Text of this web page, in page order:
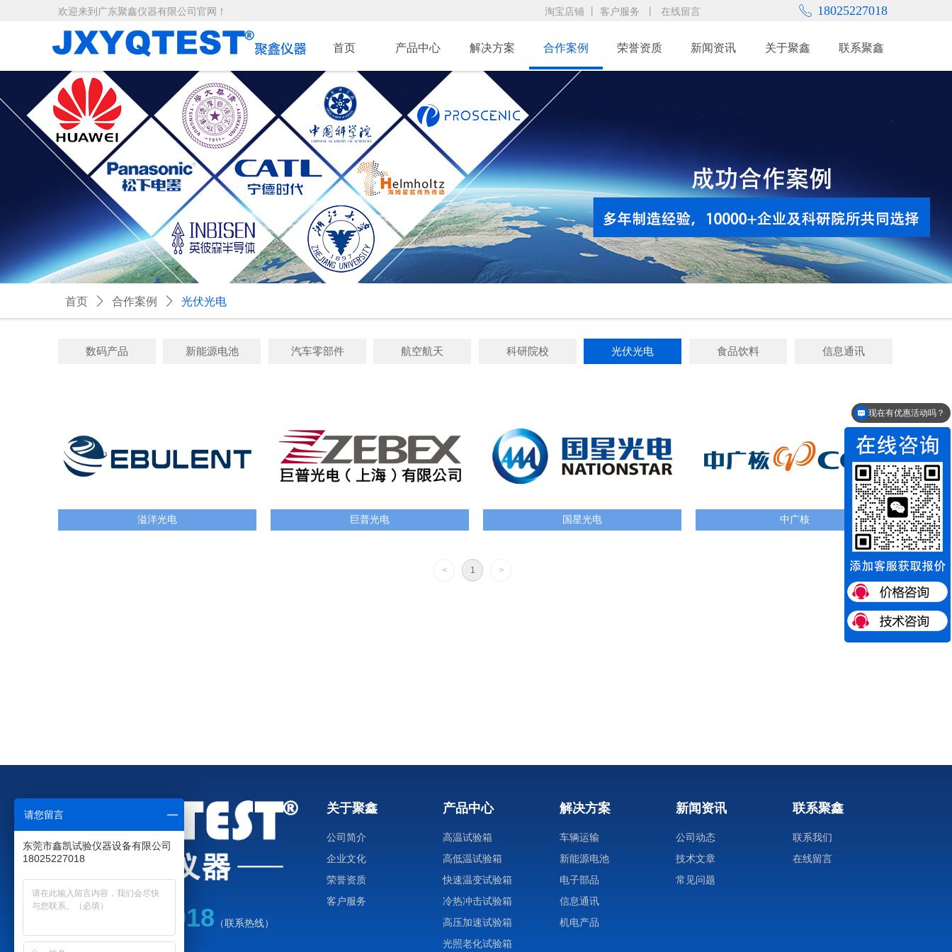
欢迎来到广东聚鑫仪器有限公司官网！ ꂅ 18025227018
淘宝店铺 客户服务 在线留言
首页 产品中心 解决方案 合作案例 荣誉资质 新闻资讯 关于聚鑫 联系聚鑫
首页 ꄲ 合作案例 ꄲ 光伏光电
数码产品 新能源电池 汽车零部件 航空航天 科研院校 光伏光电 食品饮料 信息通讯
溢洋光电 巨普光电 国星光电 中广核
< 1 >
18025227018 （联系热线）
关于聚鑫
公司简介
企业文化
荣誉资质
客户服务
产品中心
高温试验箱
高低温试验箱
快速温变试验箱
冷热冲击试验箱
高压加速试验箱
光照老化试验箱
解决方案
车辆运输
新能源电池
电子部品
信息通讯
机电产品
新闻资讯
公司动态
技术文章
常见问题
联系聚鑫
联系我们
在线留言
现在有优惠活动吗？
请您留言
东莞市鑫凯试验仪器设备有限公司
18025227018